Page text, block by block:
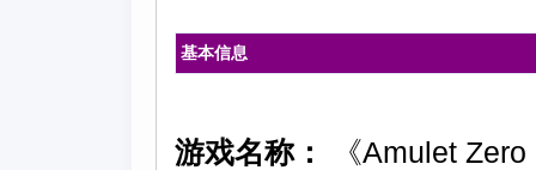
基本信息
游戏名称：
《Amulet